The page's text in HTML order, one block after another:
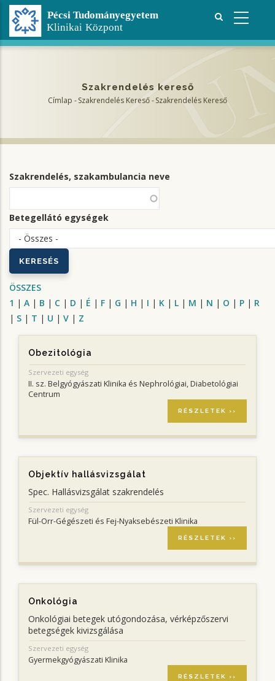
Ugrás
tartalomra
Szakrendelés kereső
Címlap -Szakrendelés Kereső-Szakrendelés Kereső
Szakrendelés, szakambulancia neve
Betegellátó egységek
ÖSSZES
1 | A | B | C | D | É | F | G | H | I | K | L | M | N | O | P | R
| S | T | U | V | Z
Obezitológia
Szervezeti egység
II. sz. Belgyógyászati Klinika és Nephrológiai, Diabetológiai
Centrum
RÉSZLETEK ››
Objektív hallásvizsgálat
Spec. Hallásvizsgálat szakrendelés
Szervezeti egység
Fül-Orr-Gégészeti és Fej-Nyaksebészeti Klinika
RÉSZLETEK ››
Onkológia
Onkológiai betegek utógondozása, vérképzőszervi
betegségek kivizsgálása
Szervezeti egység
Gyermekgyógyászati Klinika
RÉSZLETEK ››